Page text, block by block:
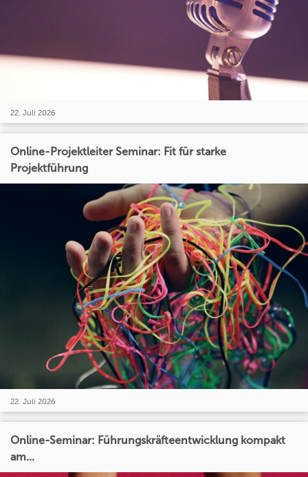
22. Juli 2026
Online-Projektleiter Seminar: Fit für starke
Projektführung
22. Juli 2026
Online-Seminar: Führungskräfteentwicklung kompakt
am...